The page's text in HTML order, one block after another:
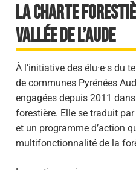
La Charte
Vallée de l’Aude
À l’initiative des élu·e·s du
de communes Pyrénées
engagées depuis 2011
forestière. Elle se traduit
et un programme d’action
multifonctionnalité de la